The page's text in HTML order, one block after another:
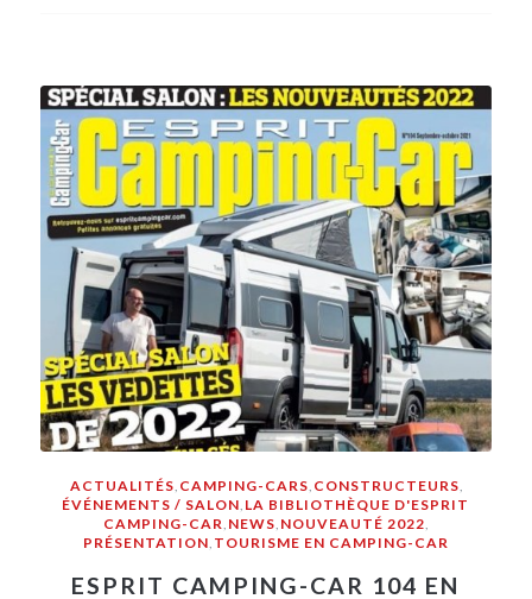
ACTUALITÉS CAMPING-CARS CONSTRUCTEURS
ÉVÉNEMENTS / SALON LA BIBLIOTHÈQUE D'ESPRIT
CAMPING-CAR NEWS NOUVEAUTÉ 2022
PRÉSENTATION TOURISME EN CAMPING-CAR
ESPRIT CAMPING-CAR 104 EN